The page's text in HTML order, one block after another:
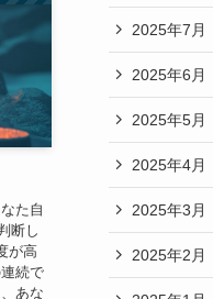
た自
断し
が高
続で
あな
2025年7月
2025年6月
2025年5月
2025年4月
2025年3月
2025年2月